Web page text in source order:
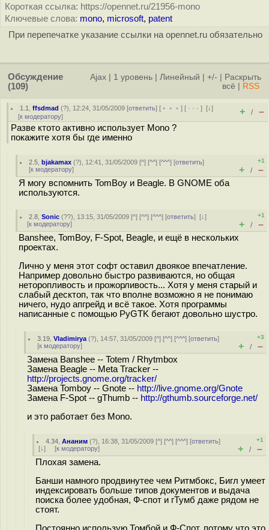
Короткая ссылка: https://opennet.ru/21956-mono
Ключевые слова: mono, microsoft, patent
При перепечатке указание ссылки на opennet.ru обязательно
Обсуждение
(109)
Ajax 1 уровень Линейный +/-
Раскрыть
всё
RSS
1.1 ,ffsdmad (?), 12:24, 31/05/2009 [ответить] [ ﹢﹢﹢] [ · · ·][↓]
[к модератору] + / –
Разве ктото активно использует Mono ?
покажите хотя бы где именно
2.5 ,bjakamax (?), 12:41, 31/05/2009 [^] [^^] [^^^] [ответить]
[к модератору]
+1
+ / –
Я могу вспомнить TomBoy и Beagle. В GNOME оба
используются.
2.8 ,Sonic (??), 13:15, 31/05/2009 [^] [^^] [^^^] [ответить][↓]
[к модератору]
+1
+ / –
Banshee, TomBoy, F-Spot, Beagle, и ещё в нескольких
проектах.
Лично у меня этот софт оставил двоякое впечатление.
Например довольно быстро развиваются, но общая
неторопливость и прожорливость... Хотя у меня старый и
слабый десктоп, так что вполне возможно я не понимаю
ничего, нудо апгрейд и всё такое. Хотя программы
написанные с помощью PyGTK бегают довольно шустро.
3.19 ,Vladimirya (?), 14:57, 31/05/2009 [^] [^^] [^^^] [ответить]
[к модератору]
+3
+ / –
Замена Banshee -- Totem / Rhytmbox
Замена Beagle -- Meta Tracker --
http://projects.gnome.org/tracker/
Замена Tomboy -- Gnote -- http://live.gnome.org/Gnote
Замена F-Spot -- gThumb -- http://gthumb.sourceforge.net/
и это работает без Mono.
4.34 ,Ананим (?), 16:38, 31/05/2009 [^] [^^] [^^^] [ответить]
[↓] [к модератору]
+1
+ / –
Плохая замена.
Банши намного продвинутее чем Ритмбокс, Бигл умеет
индексировать больше типов документов и выдача
поиска более удобная, Ф-спот и гТумб даже рядом не
стоят.
Постоянно использую Томбой и Ф-Спот, потому что это